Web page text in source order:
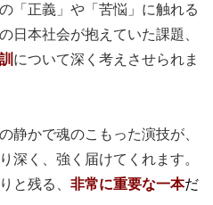
「正義」や「苦悩」に触れる
日本社会が抱えていた課題、
について深く考えさせられま
静かで魂のこもった演技が、
深く、強く届けてくれます。
と残る、 非常に重要な一本だ